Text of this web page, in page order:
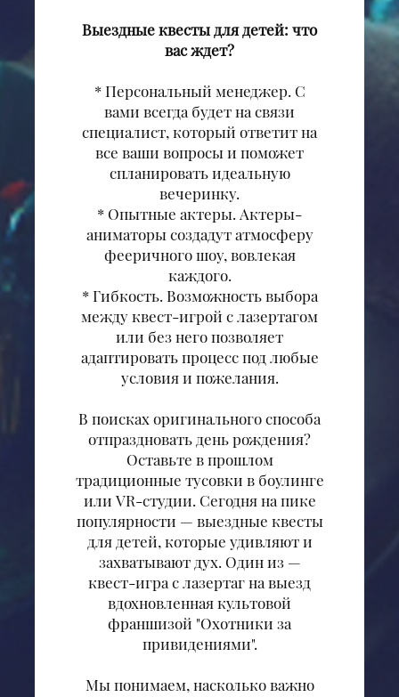
Выездные квесты для детей: что
вас ждет?
* Персональный менеджер. С
вами всегда будет на связи
специалист, который ответит на
все ваши вопросы и поможет
спланировать идеальную
вечеринку.
* Опытные актеры. Актеры-
аниматоры создадут атмосферу
фееричного шоу, вовлекая
каждого.
* Гибкость. Возможность выбора
между квест-игрой с лазертагом
или без него позволяет
адаптировать процесс под любые
условия и пожелания.
В поисках оригинального способа
отпраздновать день рождения?
Оставьте в прошлом
традиционные тусовки в боулинге
или VR-студии. Сегодня на пике
популярности — выездные квесты
для детей, которые удивляют и
захватывают дух. Один из —
квест-игра с лазертаг на выезд
вдохновленная культовой
франшизой "Охотники за
привидениями".
Мы понимаем, насколько важно